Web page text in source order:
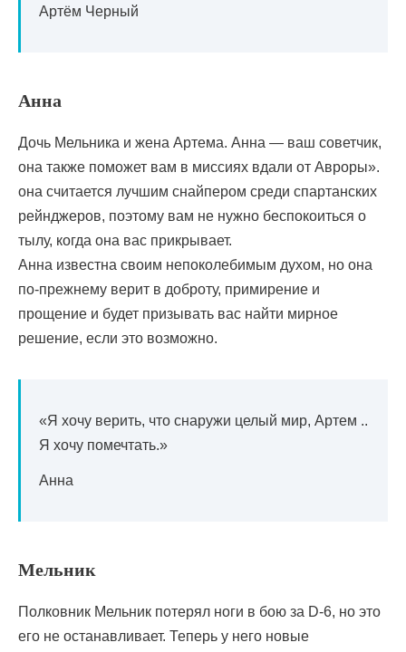
Артём Черный
Анна
Дочь Мельника и жена Артема. Анна — ваш советчик,
она также поможет вам в миссиях вдали от Авроры».
она считается лучшим снайпером среди спартанских
рейнджеров, поэтому вам не нужно беспокоиться о
тылу, когда она вас прикрывает.
Анна известна своим непоколебимым духом, но она
по-прежнему верит в доброту, примирение и
прощение и будет призывать вас найти мирное
решение, если это возможно.
«Я хочу верить, что снаружи целый мир, Артем ..
Я хочу помечтать.»
Анна
Мельник
Полковник Мельник потерял ноги в бою за D-6, но это
его не останавливает. Теперь у него новые